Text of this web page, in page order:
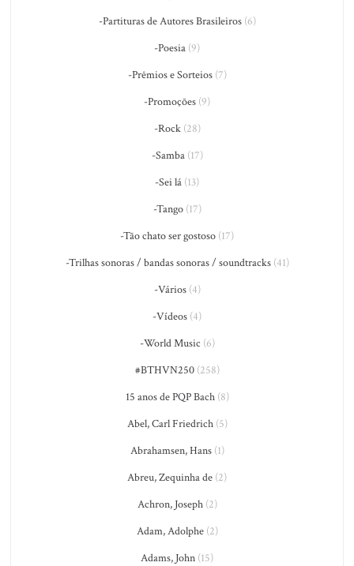
-Partituras de Autores Brasileiros(6)
-Poesia (9)
-Prêmios e Sorteios(7)
-Promoções (9)
-Rock(28)
-Samba(17)
-Sei lá (13)
-Tango(17)
-Tão chato ser gostoso (17)
-Trilhas sonoras / bandas sonoras / soundtracks(41)
-Vários(4)
-Vídeos (4)
-World Music (6)
#BTHVN250(258)
15 anos de PQP Bach(8)
Abel, Carl Friedrich(5)
Abrahamsen, Hans(1)
Abreu, Zequinha de (2)
Achron, Joseph(2)
Adam, Adolphe(2)
Adams, John (15)